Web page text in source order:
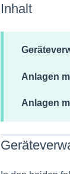
Inhalt
Anlagen
Anlagen